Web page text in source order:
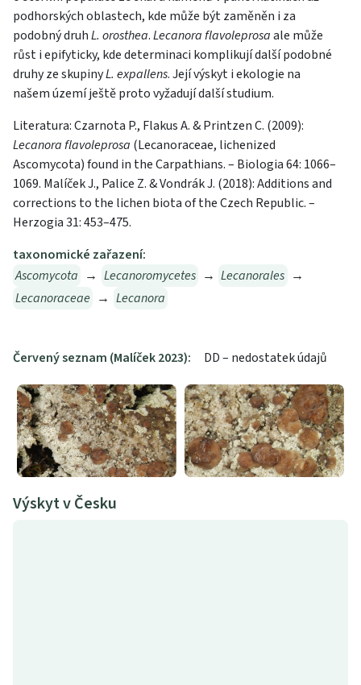
podhorských oblastech, kde může být zaměněn i za
podobný druhL. orosthea.Lecanora flavoleprosaale může
růst i epifyticky, kde determinaci komplikují další podobné
druhy ze skupinyL. expallens. Její výskyt i ekologie na
našem území ještě proto vyžadují další studium.
Literatura: Czarnota P., Flakus A. & Printzen C. (2009):
Lecanora flavoleprosa (Lecanoraceae, lichenized
Ascomycota) found in the Carpathians. – Biologia 64: 1066–
1069. Malíček J., Palice Z. & Vondrák J. (2018): Additions and
corrections to the lichen biota of the Czech Republic. –
Herzogia 31: 453–475.
taxonomické zařazení:
Ascomycota → Lecanoromycetes → Lecanorales →
Lecanoraceae → Lecanora
Červený seznam (Malíček 2023): DD – nedostatek údajů
Výskyt v Česku